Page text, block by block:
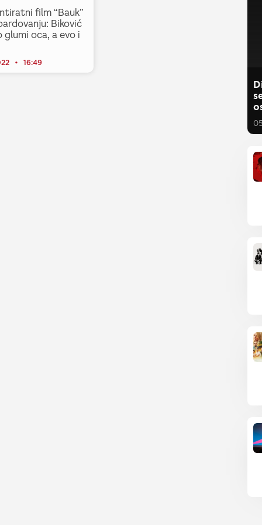
film “Bauk”
Biković
glumi oca, a evo i
16:49